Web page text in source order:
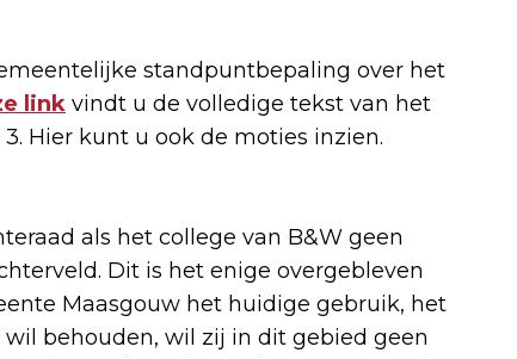
standpuntbepaling over het
link vindt u de volledige tekst van het
Hier kunt u ook de moties inzien.
als het college van B&W geen
Dit is het enige overgebleven
Maasgouw het huidige gebruik, het
behouden, wil zij in dit gebied geen